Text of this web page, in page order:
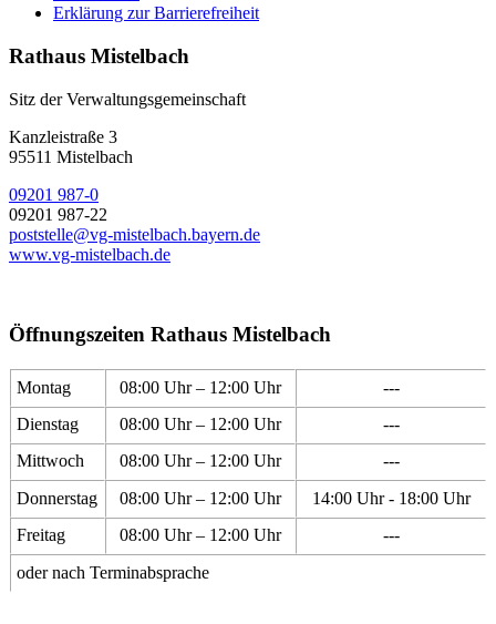
Erklärung zur Barrierefreiheit
Rathaus Mistelbach
Sitz der Verwaltungsgemeinschaft
Kanzleistraße 3
95511 Mistelbach
09201 987-0
09201 987-22
poststelle@vg-mistelbach.bayern.de
www.vg-mistelbach.de
Öffnungszeiten Rathaus Mistelbach
Montag 08:00 Uhr – 12:00 Uhr
---
Dienstag
08:00 Uhr – 12:00 Uhr
---
Mittwoch
08:00 Uhr – 12:00 Uhr
---
Donnerstag
08:00 Uhr – 12:00 Uhr
14:00 Uhr - 18:00 Uhr
Freitag
08:00 Uhr – 12:00 Uhr
---
oder nach Terminabsprache